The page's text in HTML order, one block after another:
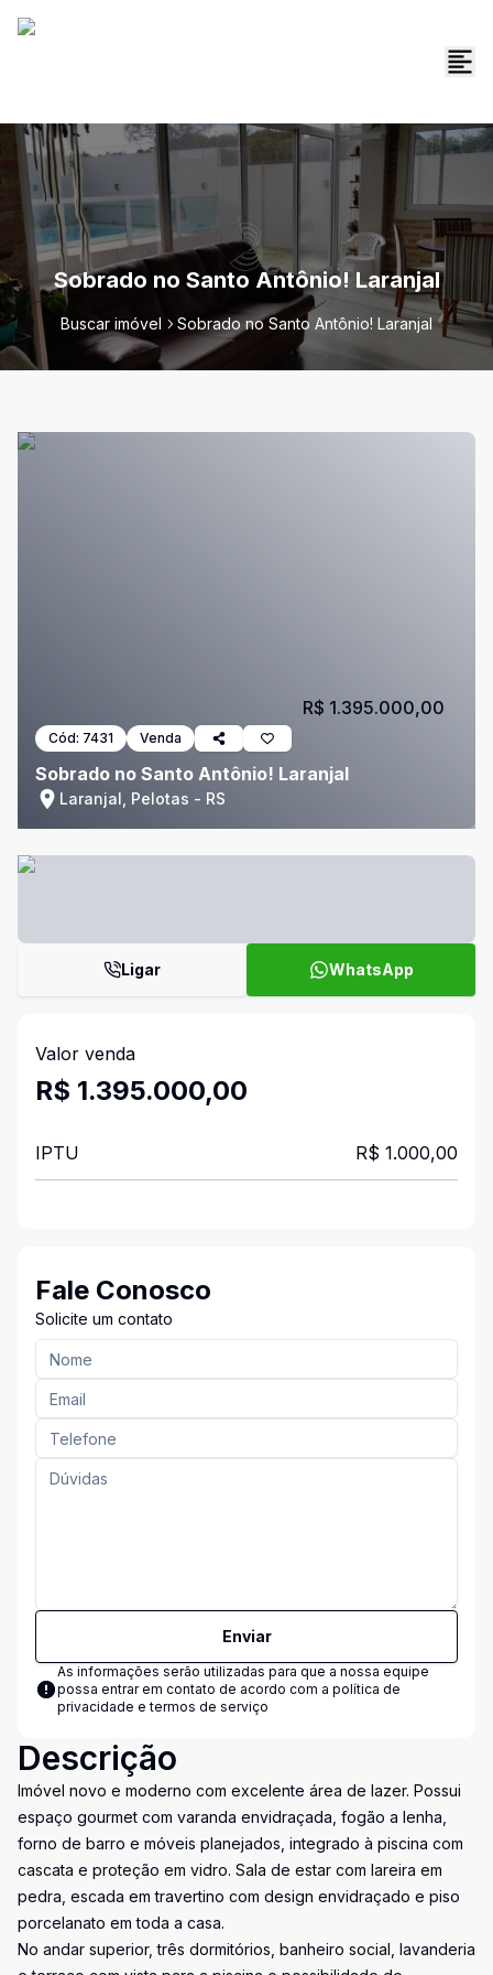
Sobrado no Santo Antônio! Laranjal
Buscar imóvel Sobrado no Santo Antônio! Laranjal
Cód: 7431 Venda
Sobrado no Santo Antônio! Laranjal
Laranjal, Pelotas - RS
R$ 1.395.000,00
Ligar WhatsApp
Valor venda
R$ 1.395.000,00
IPTU R$ 1.000,00
Fale Conosco
Solicite um contato
Enviar
As informações serão utilizadas para que a nossa equipe
possa entrar em contato de acordo com a política de
privacidade e termos de serviço
Descrição
Imóvel novo e moderno com excelente área de lazer. Possui
espaço gourmet com varanda envidraçada, fogão a lenha,
forno de barro e móveis planejados, integrado à piscina com
cascata e proteção em vidro. Sala de estar com lareira em
pedra, escada em travertino com design envidraçado e piso
porcelanato em toda a casa.
No andar superior, três dormitórios, banheiro social, lavanderia